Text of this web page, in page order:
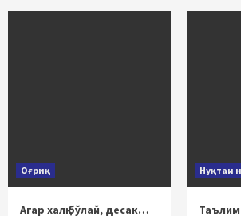
Оғриқ
Агар халқ бўлай, десак…
Нуқтаи